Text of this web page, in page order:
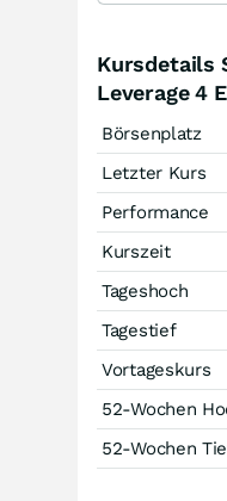
Kursdetails
Leverage 4
Börsenplatz
Letzter Kurs
Performance
Kurszeit
Tageshoch
Tagestief
Vortageskurs
52-Wochen
52-Wochen